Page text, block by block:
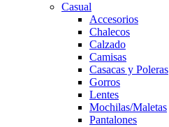
Casual
Accesorios
Chalecos
Calzado
Camisas
Casacas y Poleras
Gorros
Lentes
Mochilas/Maletas
Pantalones